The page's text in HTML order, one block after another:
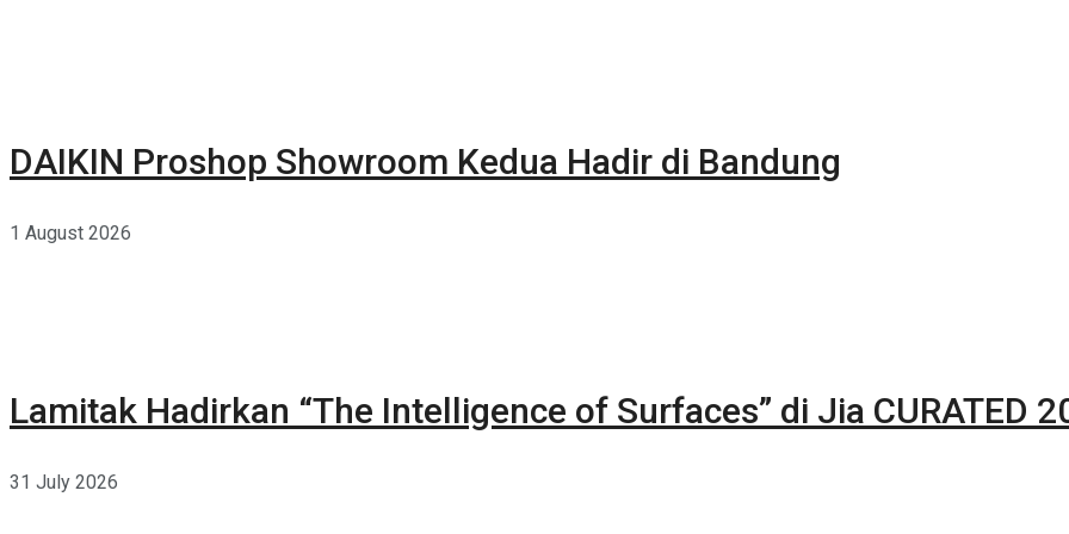
DAIKIN Proshop Showroom Kedua Hadir di Bandung
1 August 2026
Lamitak Hadirkan “The Intelligence of Surfaces” di Jia CURATED
31 July 2026